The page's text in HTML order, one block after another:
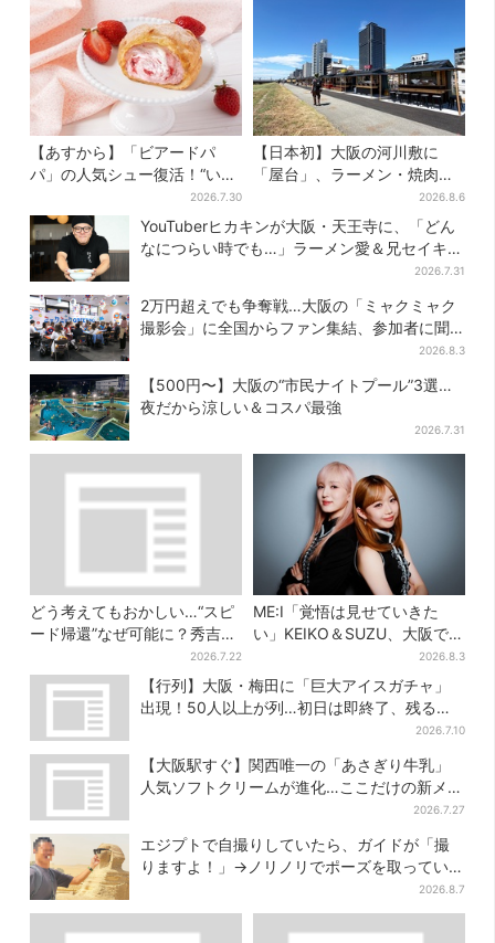
【あすから】「ビアードパ
パ」の人気シュー復活！“いち
ご×チーズケーキ”「待ってま
した」とSNSで大歓喜
2026.7.30
【日本初】大阪の河川敷に
「屋台」、ラーメン・焼肉・
しゃぶしゃぶ・カフェまで…
22店舗がオープン
2026.8.6
YouTuberヒカキンが大阪・天王寺に、「どん
なにつらい時でも…」ラーメン愛＆兄セイキン
2026.7.31
2万円超えでも争奪戦…大阪の「ミャクミャク
撮影会」に全国からファン集結、参加者に聞
2026.8.3
【500円〜】大阪の“市民ナイトプール”3選…
夜だから涼しい＆コスパ最強
2026.7.31
どう考えてもおかしい…“スピ
ード帰還”なぜ可能に？秀吉が
噂した、3人目の謀反人【豊臣
兄弟】
2026.7.22
ME:I「覚悟は見せていきた
い」KEIKO＆SUZU、大阪で語
る…“日プ女子”からの3年間
と、7人で目指す夢
2026.8.3
【行列】大阪・梅田に「巨大アイスガチャ」
出現！50人以上が列…初日は即終了、残る開
2026.7.10
【大阪駅すぐ】関西唯一の「あさぎり牛乳」
人気ソフトクリームが進化…ここだけの新メニ
2026.7.27
エジプトで自撮りしていたら、ガイドが「撮
りますよ！」→ノリノリでポーズを取っていた
2026.8.7